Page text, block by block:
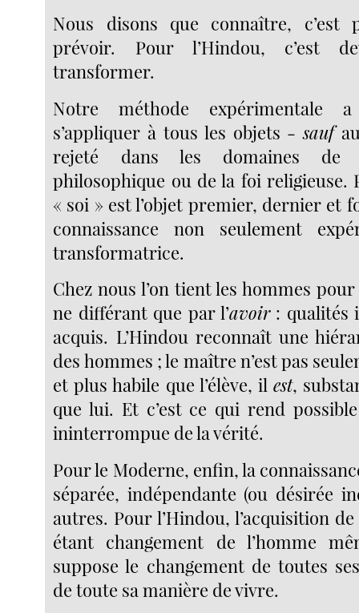
Nous disons que connaître, c’est
prévoir. Pour l’Hindou, c’est
transformer.
Notre méthode expérimentale
s’appliquer à tous les objets -sauf
rejeté dans les domaines de
philosophique ou de la foi religieuse.
« soi » est l’objet premier, dernier et
connaissance non seulement
transformatrice.
Chez nous l’on tient les hommes
ne différant que par l’avoir: qualités
acquis. L’Hindou reconnaît une
des hommes ; le maître n’est pas
et plus habile que l’élève, il est,
que lui. Et c’est ce qui rend
ininterrompue de la vérité.
Pour le Moderne, enfin, la
séparée, indépendante (ou désirée
autres. Pour l’Hindou, l’acquisition
étant changement de l’homme
suppose le changement de toutes
de toute sa manière de vivre.